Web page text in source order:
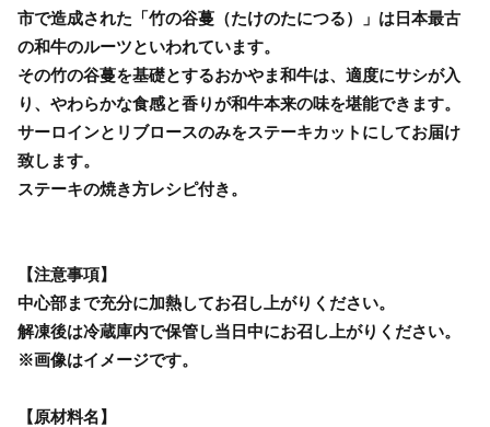
市で造成された「竹の谷蔓（たけのたにつる）」は日本最古
の和牛のルーツといわれています。
その竹の谷蔓を基礎とするおかやま和牛は、適度にサシが入
り、やわらかな食感と香りが和牛本来の味を堪能できます。
サーロインとリブロースのみをステーキカットにしてお届け
致します。
ステーキの焼き方レシピ付き。
【注意事項】
中心部まで充分に加熱してお召し上がりください。
解凍後は冷蔵庫内で保管し当日中にお召し上がりください。
※画像はイメージです。
【原材料名】